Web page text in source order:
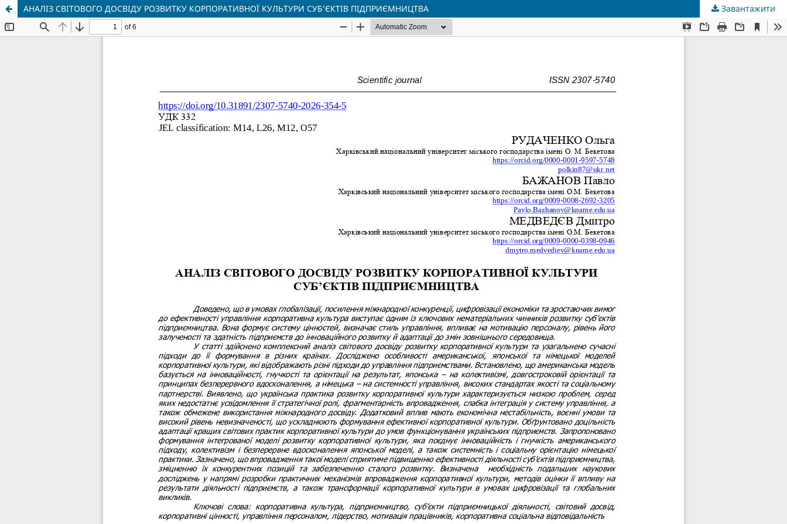
АНАЛІЗ СВІТОВОГО ДОСВІДУ РОЗВИТКУ КОРПОРАТИВНОЇ КУЛЬТУРИ СУБ’ЄКТІВ ПІДПРИЄМНИЦТВА Завантажити